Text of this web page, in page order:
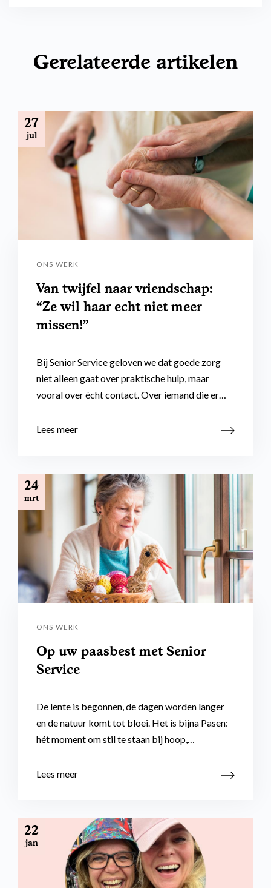
Gerelateerde artikelen
27
jul
ONS WERK
Van twijfel naar vriendschap:
“Ze wil haar echt niet meer
missen!”
Bij Senior Service geloven we dat goede zorg
niet alleen gaat over praktische hulp, maar
vooral over écht contact. Over iemand die er…
Lees meer
24
mrt
ONS WERK
Op uw paasbest met Senior
Service
De lente is begonnen, de dagen worden langer
en de natuur komt tot bloei. Het is bijna Pasen:
hét moment om stil te staan bij hoop,…
Lees meer
22
jan